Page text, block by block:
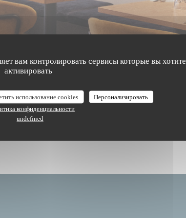
вам контролировать сервисы которые вы хотите
активировать
использование cookies
Персонализировать
конфиденциальности
undefined
Friendly Kitchen